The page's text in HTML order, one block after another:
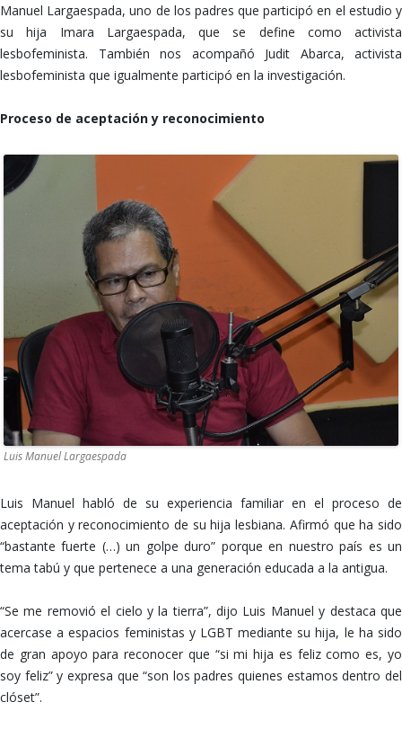
Manuel Largaespada, uno de los padres que participó en el estudio y
su hija Imara Largaespada, que se define como activista
lesbofeminista. También nos acompañó Judit Abarca, activista
lesbofeminista que igualmente participó en la investigación.
Proceso de aceptación y reconocimiento
Luis Manuel Largaespada
Luis Manuel habló de su experiencia familiar en el proceso de
aceptación y reconocimiento de su hija lesbiana. Afirmó que ha sido
“bastante fuerte (…) un golpe duro” porque en nuestro país es un
tema tabú y que pertenece a una generación educada a la antigua.
“Se me removió el cielo y la tierra”, dijo Luis Manuel y destaca que
acercase a espacios feministas y LGBT mediante su hija, le ha sido
de gran apoyo para reconocer que “si mi hija es feliz como es, yo
soy feliz” y expresa que “son los padres quienes estamos dentro del
clóset”.